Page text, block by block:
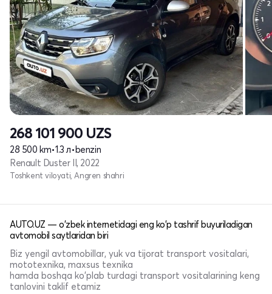
268 101 900 UZS
28 500 km•1.3 л•benzin
Renault Duster II, 2022
Toshkent viloyati, Angren shahri
AUTO.UZ — o'zbek internetidagi eng ko'p tashrif buyuriladigan
avtomobil saytlaridan biri
Biz yengil avtomobillar, yuk va tijorat transport vositalari,
mototexnika, maxsus texnika
hamda boshqa ko'plab turdagi transport vositalarining keng
tanlovini taklif etamiz